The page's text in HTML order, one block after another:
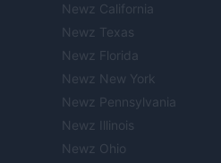
Newz California
Newz Texas
Newz Florida
Newz New York
Newz Pennsylvania
Newz Illinois
Newz Ohio